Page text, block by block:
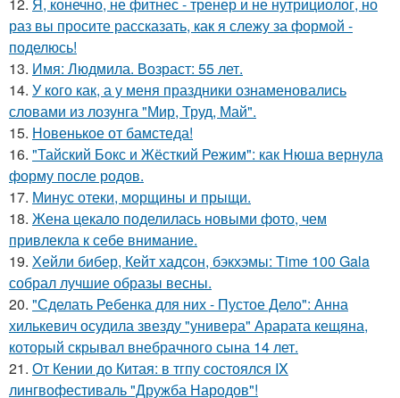
раз вы просите рассказать, как я слежу за формой -
поделюсь!
13. Имя: Людмила. Возраст: 55 лет.
14. У кого как, а у меня праздники ознаменовались
словами из лозунга "Мир, Труд, Май".
15. Новенькое от бамстеда!
16. "Тайский Бокс и Жёсткий Режим": как Нюша вернула
форму после родов.
17. Минус отеки, морщины и прыщи.
18. Жена цекало поделилась новыми фото, чем
привлекла к себе внимание.
19. Хейли бибер, Кейт хадсон, бэкхэмы: Time 100 Gala
собрал лучшие образы весны.
20. "Сделать Ребенка для них - Пустое Дело": Анна
хилькевич осудила звезду "универа" Арарата кещяна,
который скрывал внебрачного сына 14 лет.
21. От Кении до Китая: в тгпу состоялся IX
лингвофестиваль "Дружба Народов"!